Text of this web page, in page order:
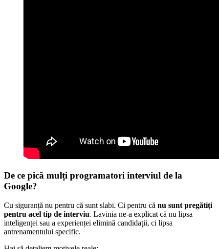
De ce pică mulți programatori interviul de la
Google?
Cu siguranță nu pentru că sunt slabi. Ci pentru că nu sunt pregătiți
pentru acel tip de interviu. Lavinia ne-a explicat că nu lipsa
inteligenței sau a experienței elimină candidații, ci lipsa
antrenamentului specific.